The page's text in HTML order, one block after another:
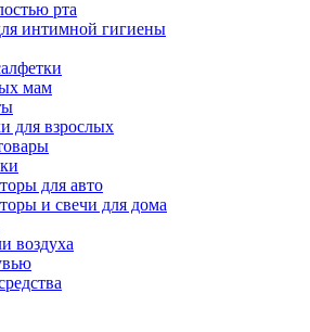
рта
интимной гигиены
мам
для взрослых
для авто
и свечи для дома
воздуха